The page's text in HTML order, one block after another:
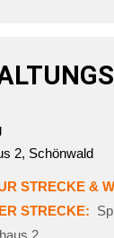
2, Schönwald
STRECKE &
STRECKE: